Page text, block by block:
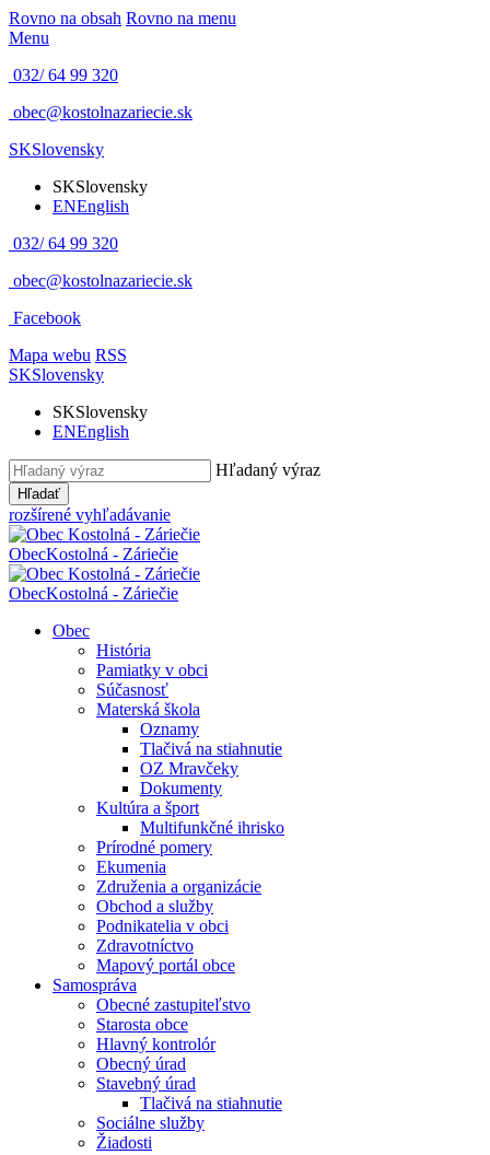
Rovno na obsah Rovno na menu
Menu
032/ 64 99 320
obec@kostolnazariecie.sk
SKSlovensky
SKSlovensky
ENEnglish
032/ 64 99 320
obec@kostolnazariecie.sk
Facebook
Mapa webu RSS
SKSlovensky
SKSlovensky
ENEnglish
Hľadaný výraz
Hľadať
rozšírené vyhľadávanie
ObecKostolná - Záriečie
ObecKostolná - Záriečie
Obec
História
Pamiatky v obci
Súčasnosť
Materská škola
Oznamy
Tlačivá na stiahnutie
OZ Mravčeky
Dokumenty
Kultúra a šport
Multifunkčné ihrisko
Prírodné pomery
Ekumenia
Združenia a organizácie
Obchod a služby
Podnikatelia v obci
Zdravotníctvo
Mapový portál obce
Samospráva
Obecné zastupiteľstvo
Starosta obce
Hlavný kontrolór
Obecný úrad
Stavebný úrad
Tlačivá na stiahnutie
Sociálne služby
Žiadosti